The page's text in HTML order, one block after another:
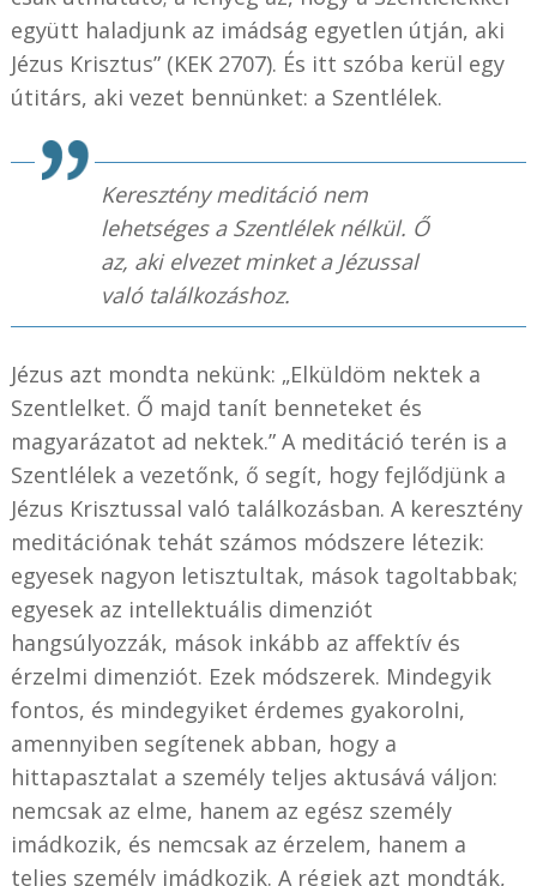
együtt haladjunk az imádság egyetlen útján, aki
Jézus Krisztus” (KEK 2707). És itt szóba kerül egy
útitárs, aki vezet bennünket: a Szentlélek.
Keresztény meditáció nem
lehetséges a Szentlélek nélkül. Ő
az, aki elvezet minket a Jézussal
való találkozáshoz.
Jézus azt mondta nekünk: „Elküldöm nektek a
Szentlelket. Ő majd tanít benneteket és
magyarázatot ad nektek.” A meditáció terén is a
Szentlélek a vezetőnk, ő segít, hogy fejlődjünk a
Jézus Krisztussal való találkozásban. A keresztény
meditációnak tehát számos módszere létezik:
egyesek nagyon letisztultak, mások tagoltabbak;
egyesek az intellektuális dimenziót
hangsúlyozzák, mások inkább az affektív és
érzelmi dimenziót. Ezek módszerek. Mindegyik
fontos, és mindegyiket érdemes gyakorolni,
amennyiben segítenek abban, hogy a
hittapasztalat a személy teljes aktusává váljon:
nemcsak az elme, hanem az egész személy
imádkozik, és nemcsak az érzelem, hanem a
teljes személy imádkozik. A régiek azt mondták,